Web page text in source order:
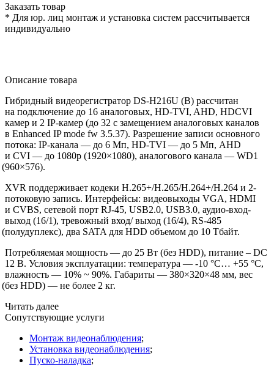
Заказать товар
* Для юр. лиц монтаж и установка систем рассчитывается
индивидуально
Описание товара
Гибридный видеорегистратор DS-H216U (B) рассчитан
на подключение до 16 аналоговых, HD-TVI, AHD, HDCVI
камер и 2 IP-камер (до 32 с замещением аналоговых каналов
в Enhanced IP mode fw 3.5.37). Разрешение записи основного
потока: IP-канала — до 6 Мп, HD-TVI — до 5 Мп, AHD
и CVI — до 1080p (1920×1080), аналогового канала — WD1
(960×576).
XVR поддерживает кодеки H.265+/H.265/H.264+/H.264 и 2-
потоковую запись. Интерфейсы: видеовыходы VGA, HDMI
и CVBS, сетевой порт RJ-45, USB2.0, USB3.0, аудио-вход-
выход (16/1), тревожный вход/ выход (16/4), RS-485
(полудуплекс), два SATA для HDD объемом до 10 Тбайт.
Потребляемая мощность — до 25 Вт (без HDD), питание – DC
12 В. Условия эксплуатации: температура — -10 °C… +55 °C,
влажность — 10% ~ 90%. Габариты — 380×320×48 мм, вес
(без HDD) — не более 2 кг.
Читать далее
Сопутствующие услуги
Монтаж видеонаблюдения;
Установка видеонаблюдения;
Пуско-наладка;